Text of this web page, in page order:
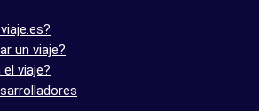
un viaje?
viaje?